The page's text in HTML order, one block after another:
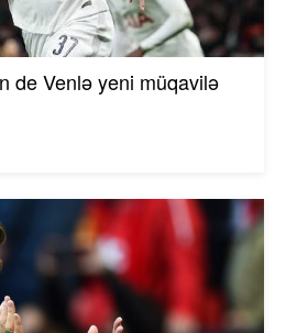
de Venlə yeni müqavilə